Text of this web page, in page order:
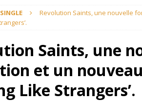
SINGLE
Revolution Saints, une nouvelle
Saints, une
et un
Like Strangers’.